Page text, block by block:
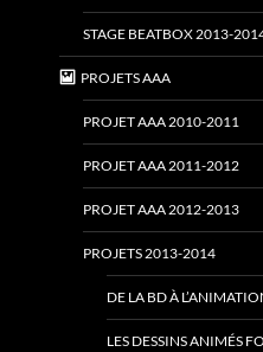
STAGE BEATBOX 2013-
PROJETS AAA
PROJET AAA 2010-2011
PROJET AAA 2011-2012
PROJET AAA 2012-2013
PROJETS 2013-2014
DE LA BD À
LES DESSINS ANIMÉS